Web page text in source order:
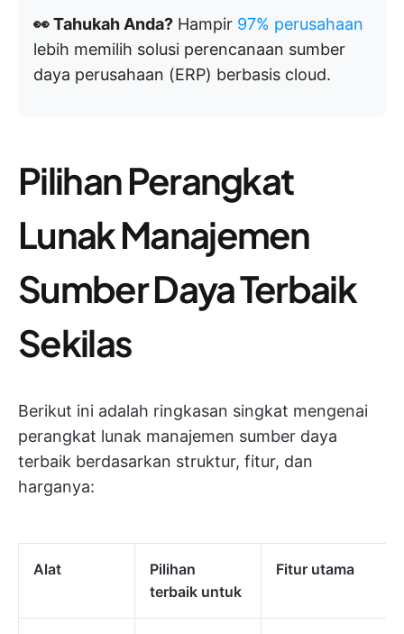
👀 Tahukah Anda? Hampir 97% perusahaan
lebih memilih solusi perencanaan sumber
daya perusahaan (ERP) berbasis cloud.
Pilihan Perangkat
Lunak Manajemen
Sumber Daya Terbaik
Sekilas
Berikut ini adalah ringkasan singkat mengenai
perangkat lunak manajemen sumber daya
terbaik berdasarkan struktur, fitur, dan
harganya:
Alat
Pilihan
terbaik untuk
Fitur utama